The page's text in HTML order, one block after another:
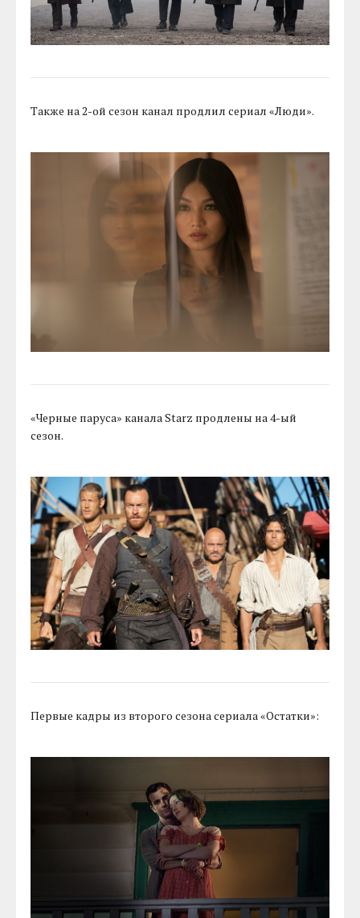
Также на 2-ой сезон канал продлил сериал «Люди».
«Черные паруса» канала Starz продлены на 4-ый
сезон.
Первые кадры из второго сезона сериала «Остатки»: